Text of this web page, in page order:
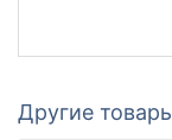
Другие